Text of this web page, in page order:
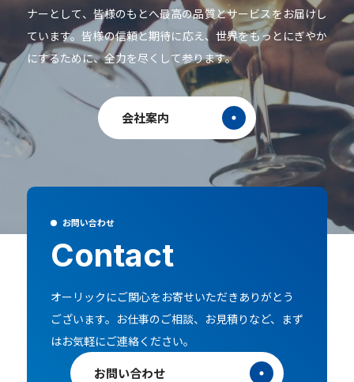
ナーとして、皆様のもとへ最高の品質とサービスをお届けし
ています。皆様の信頼と期待に応え、世界をもっとにぎやか
にするために、全力を尽くして参ります。
会社案内
お問い合わせ
Contact
オーリックにご関心をお寄せいただきありがとう
ございます。 お仕事のご相談、お見積りなど、まず
はお気軽にご連絡ください。
お問い合わせ